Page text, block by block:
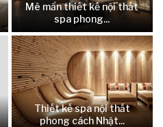
Mê mẩn thiết kế nội thất
spa phong...
Thiết kế spa nội thất
phong cách Nhật...